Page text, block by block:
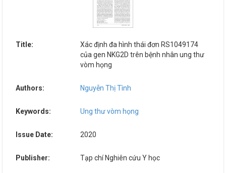
Title:
Xác định đa hình thái đơn RS1049174
của gen NKG2D trên bệnh nhân ung thư
vòm họng
Authors: Nguyễn Thị Tình
Keywords: Ung thư vòm họng
Issue Date: 2020
Publisher: Tạp chí Nghiên cứu Y học